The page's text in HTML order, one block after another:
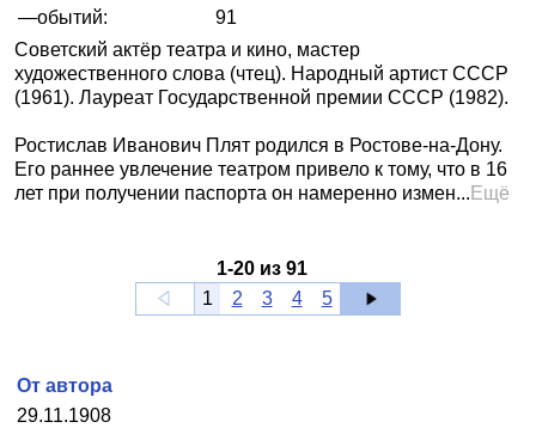
—обытий:
91
Советский актёр театра и кино, мастер
художественного слова (чтец). Народный артист СССР
(1961). Лауреат Государственной премии СССР (1982).
Ростислав Иванович Плят родился в Ростове-на-Дону.
Его раннее увлечение театром привело к тому, что в 16
лет при получении паспорта он намеренно измен... Ещё
1-20из 91
1
2 3 4 5
29.11.1908
От автора